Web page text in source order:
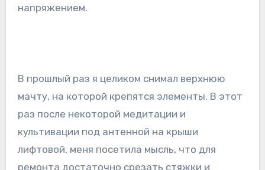
напряжением.
В прошлый раз я целиком снимал верхнюю
мачту, на которой крепятся элементы. В этот
раз после некоторой медитации и
культивации под антенной на крыши
лифтовой, меня посетила мысль, что для
ремонта достаточно срезать стяжки и